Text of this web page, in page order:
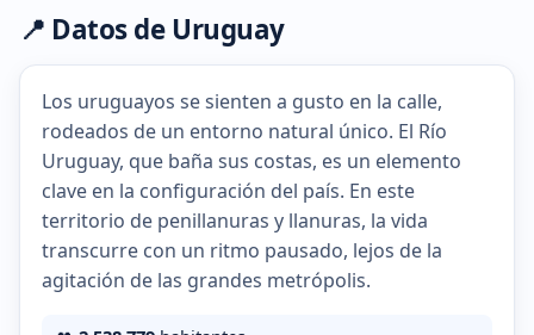
📍 Datos de Uruguay
Los uruguayos se sienten a gusto en la calle,
rodeados de un entorno natural único. El Río
Uruguay, que baña sus costas, es un elemento
clave en la configuración del país. En este
territorio de penillanuras y llanuras, la vida
transcurre con un ritmo pausado, lejos de la
agitación de las grandes metrópolis.